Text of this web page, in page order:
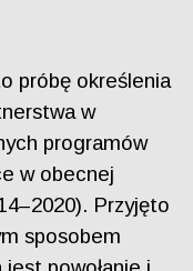
próbę określenia
w
programów
w obecnej
Przyjęto
sposobem